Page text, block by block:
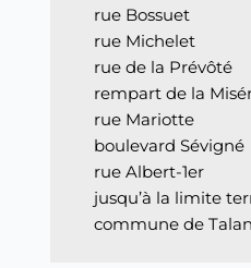
rue Bossuet
rue Michelet
rue de la Prévôté
rempart de la
rue Mariotte
boulevard Sévigné
rue Albert-1er
jusqu’à la limite
commune de